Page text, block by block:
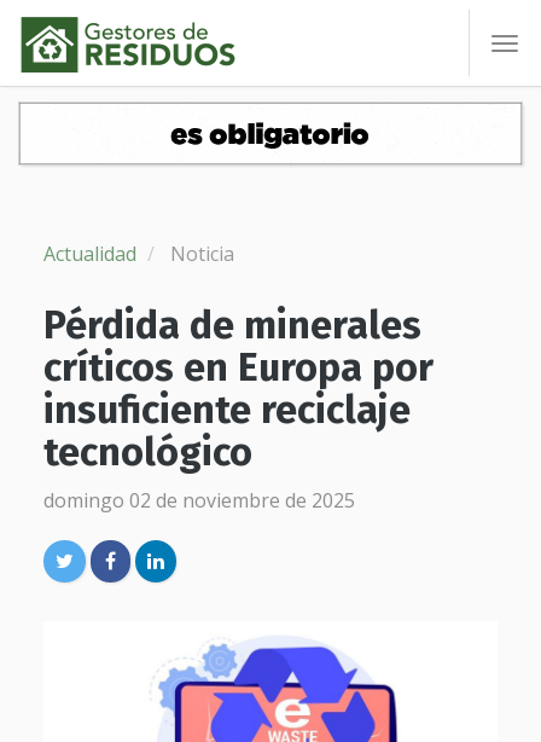
Actualidad Noticia
Pérdida de minerales
críticos en Europa por
insuficiente reciclaje
tecnológico
domingo 02 de noviembre de 2025